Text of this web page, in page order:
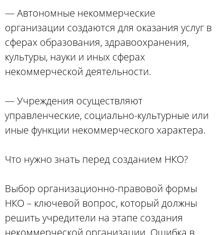
— Автономные некоммерческие
организации создаются для оказания услуг в
сферах образования, здравоохранения,
культуры, науки и иных сферах
некоммерческой деятельности.
— Учреждения осуществляют
управленческие, социально-культурные или
иные функции некоммерческого характера.
Что нужно знать перед созданием НКО?
Выбор организационно-правовой формы
НКО – ключевой вопрос, который должны
решить учредители на этапе создания
некоммерческой организации. Ошибка в